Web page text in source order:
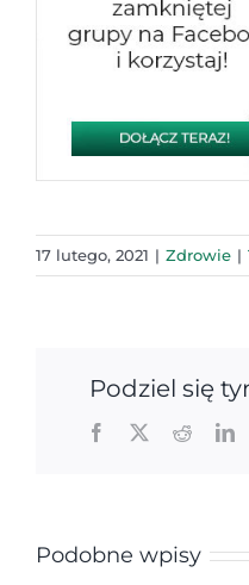
17 lutego, 2021 | Zdrowie |
Podziel się
Facebook
X Reddit
Podobne wpisy